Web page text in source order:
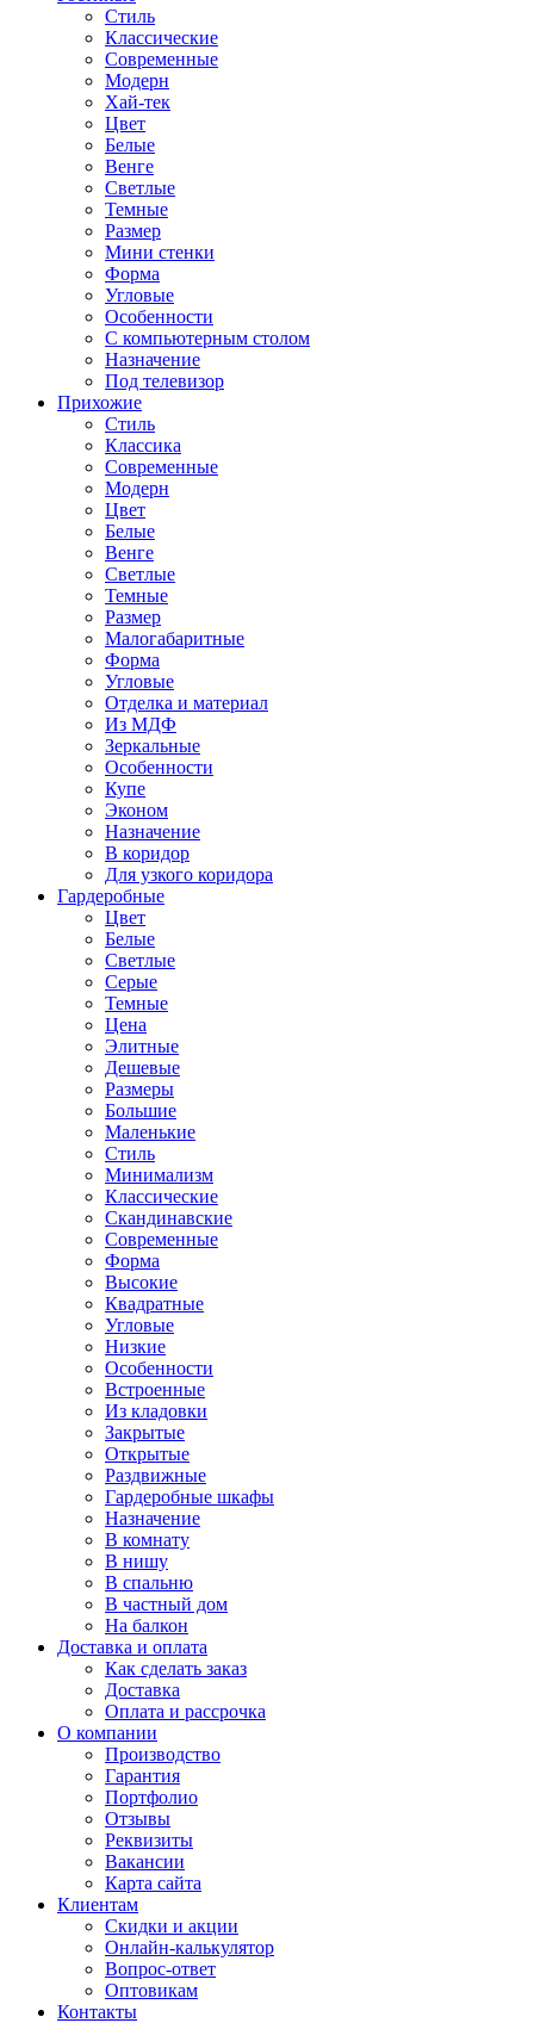
Стиль
Классические
Современные
Модерн
Хай-тек
Цвет
Белые
Венге
Светлые
Темные
Размер
Мини стенки
Форма
Угловые
Особенности
С компьютерным столом
Назначение
Под телевизор
Прихожие
Стиль
Классика
Современные
Модерн
Цвет
Белые
Венге
Светлые
Темные
Размер
Малогабаритные
Форма
Угловые
Отделка и материал
Из МДФ
Зеркальные
Особенности
Купе
Эконом
Назначение
В коридор
Для узкого коридора
Гардеробные
Цвет
Белые
Светлые
Серые
Темные
Цена
Элитные
Дешевые
Размеры
Большие
Маленькие
Стиль
Минимализм
Классические
Скандинавские
Современные
Форма
Высокие
Квадратные
Угловые
Низкие
Особенности
Встроенные
Из кладовки
Закрытые
Открытые
Раздвижные
Гардеробные шкафы
Назначение
В комнату
В нишу
В спальню
В частный дом
На балкон
Доставка и оплата
Как сделать заказ
Доставка
Оплата и рассрочка
О компании
Производство
Гарантия
Портфолио
Отзывы
Реквизиты
Вакансии
Карта сайта
Клиентам
Скидки и акции
Онлайн-калькулятор
Вопрос-ответ
Оптовикам
Контакты